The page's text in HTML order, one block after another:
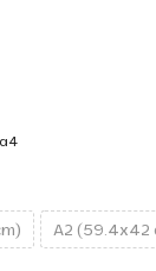
A2 (59.4x42